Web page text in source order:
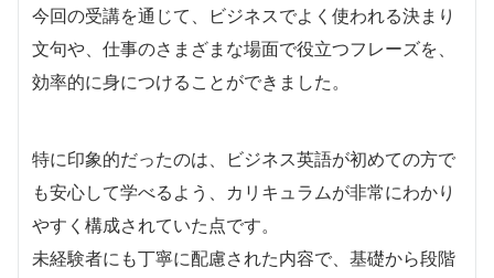
今回の受講を通じて、ビジネスでよく使われる決まり
文句や、仕事のさまざまな場面で役立つフレーズを、
効率的に身につけることができました。
特に印象的だったのは、ビジネス英語が初めての方で
も安心して学べるよう、カリキュラムが非常にわかり
やすく構成されていた点です。
未経験者にも丁寧に配慮された内容で、基礎から段階